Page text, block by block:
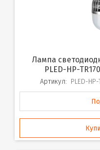
Лампа светодиодная высокой мощности
PLED-HP-
Артикул: PLED-